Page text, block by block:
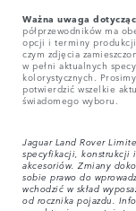
Ważna uwaga
półprzewodników ma
opcji i terminy
czym zdjęcia
w pełni aktualnych
kolorystycznych.
potwierdzić wszelkie
świadomego wyboru.
Jaguar Land Rover
specyfikacji, konstrukcji
akcesoriów. Zmiany
sobie prawo do
wchodzić w skład
od rocznika pojazdu.